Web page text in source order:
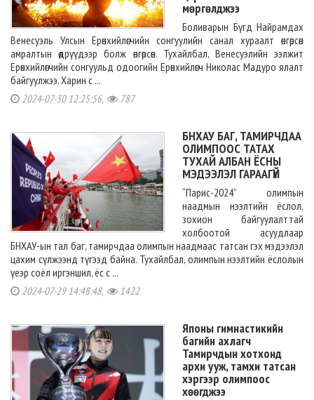
мөргөлджээ
Боливарын Бүгд Найрамдах
Венесуэль Улсын Ерөнхийлөгчийн сонгуулийн санал хураалт өнгөрсөн
амралтын өдрүүдээр болж өнгөрсөн. Тухайлбал, Венесуэлийн ээлжит
Ерөнхийлөгчийн сонгуульд одоогийн Ерөнхийлөгч Николас Мадуро ялалт
байгуулжээ. Харин с ...
2024-07-30 12:25:56, 787
БНХАУ БАГ, ТАМИРЧДАА
ОЛИМПООС ТАТАХ
ТУХАЙ АЛБАН ЁСНЫ
МЭДЭЭЛЭЛ ГАРААГҮЙ
“Парис-2024” олимпын
наадмын нээлтийн ёслол,
зохион байгуулалттай
холбоотой асуудлаар
БНХАУ-ын тал баг, тамирчдаа олимпын наадмаас татсан гэх мэдээлэл
цахим сүлжээнд түгээд байна. Тухайлбал, олимпын нээлтийн ёслолын
үеэр соёл иргэншил, ёс с ...
2024-07-29 14:48:48, 1422
Японы гимнастикийн
багийн ахлагч
Тамирчдын хотхонд
архи ууж, тамхи татсан
хэргээр олимпоос
хөөгджээ